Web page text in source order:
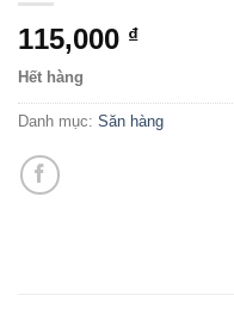
115,000 ₫
Hết hàng
Danh mục: Săn hàng